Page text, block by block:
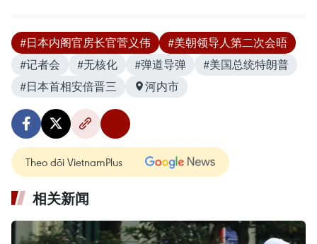
#日本内阁官房长官菅义伟
#美朝领导人第二次会晤
#记者会
#无核化 #弹道导弹
#美国总统特朗普
#日本首相安倍晋三
河内市
Theo dõi VietnamPlus
相关新闻